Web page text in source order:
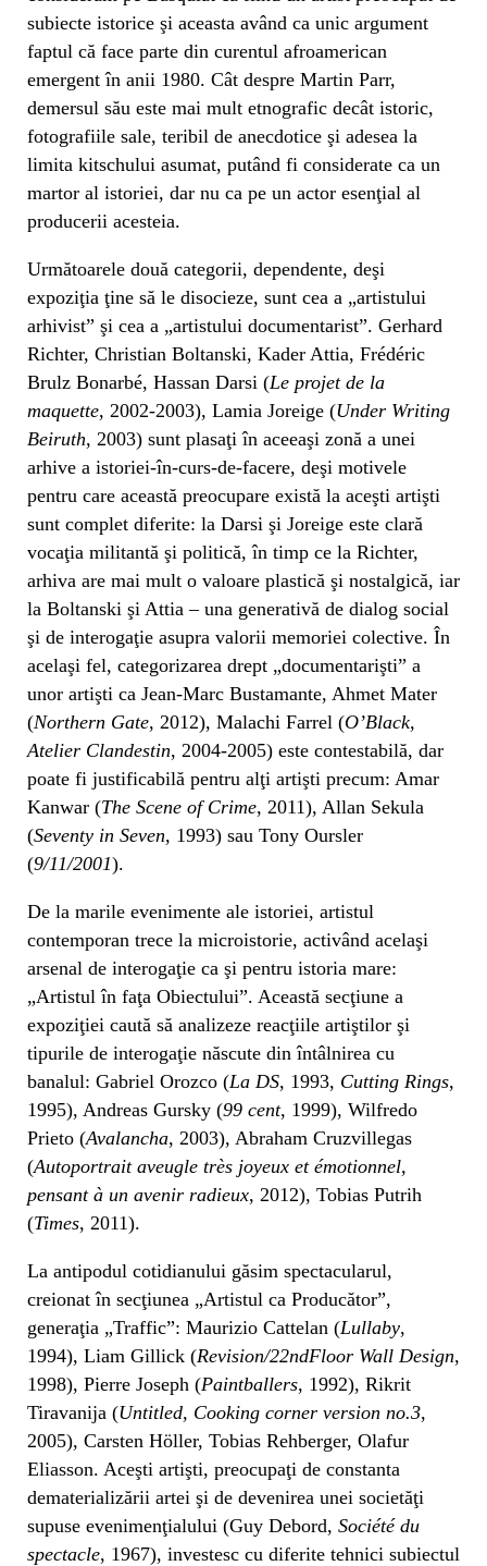
subiecte istorice şi aceasta având ca unic argument
faptul că face parte din curentul afroamerican
emergent în anii 1980. Cât despre Martin Parr,
demersul său este mai mult etnografic decât istoric,
fotografiile sale, teribil de anecdotice şi adesea la
limita kitschului asumat, putând fi considerate ca un
martor al istoriei, dar nu ca pe un actor esenţial al
producerii acesteia.
Următoarele două categorii, dependente, deşi
expoziţia ţine să le disocieze, sunt cea a „artistului
arhivist” şi cea a „artistului documentarist”. Gerhard
Richter, Christian Boltanski, Kader Attia, Frédéric
Brulz Bonarbé, Hassan Darsi (Le projet de la
maquette, 2002-2003), Lamia Joreige (Under Writing
Beiruth, 2003) sunt plasaţi în aceeaşi zonă a unei
arhive a istoriei-în-curs-de-facere, deşi motivele
pentru care această preocupare există la aceşti artişti
sunt complet diferite: la Darsi şi Joreige este clară
vocaţia militantă şi politică, în timp ce la Richter,
arhiva are mai mult o valoare plastică şi nostalgică, iar
la Boltanski şi Attia – una generativă de dialog social
şi de interogaţie asupra valorii memoriei colective. În
acelaşi fel, categorizarea drept „documentarişti” a
unor artişti ca Jean-Marc Bustamante, Ahmet Mater
(Northern Gate, 2012), Malachi Farrel (O’Black,
Atelier Clandestin, 2004-2005) este contestabilă, dar
poate fi justificabilă pentru alţi artişti precum: Amar
Kanwar (The Scene of Crime, 2011), Allan Sekula
(Seventy in Seven, 1993) sau Tony Oursler
(9/11/2001).
De la marile evenimente ale istoriei, artistul
contemporan trece la microistorie, activând acelaşi
arsenal de interogaţie ca şi pentru istoria mare:
„Artistul în faţa Obiectului”. Această secţiune a
expoziţiei caută să analizeze reacţiile artiştilor şi
tipurile de interogaţie născute din întâlnirea cu
banalul: Gabriel Orozco (La DS, 1993, Cutting Rings,
1995), Andreas Gursky (99 cent, 1999), Wilfredo
Prieto (Avalancha, 2003), Abraham Cruzvillegas
(Autoportrait aveugle très joyeux et émotionnel,
pensant à un avenir radieux, 2012), Tobias Putrih
(Times, 2011).
La antipodul cotidianului găsim spectacularul,
creionat în secţiunea „Artistul ca Producător”,
generaţia „Traffic”: Maurizio Cattelan (Lullaby,
1994), Liam Gillick (Revision/22ndFloor Wall Design,
1998), Pierre Joseph (Paintballers, 1992), Rikrit
Tiravanija (Untitled, Cooking corner version no.3,
2005), Carsten Höller, Tobias Rehberger, Olafur
Eliasson. Aceşti artişti, preocupaţi de constanta
dematerializării artei şi de devenirea unei societăţi
supuse evenimenţialului (Guy Debord, Société du
spectacle, 1967), investesc cu diferite tehnici subiectul